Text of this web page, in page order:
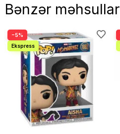
Bənzər məhsullar
−5%